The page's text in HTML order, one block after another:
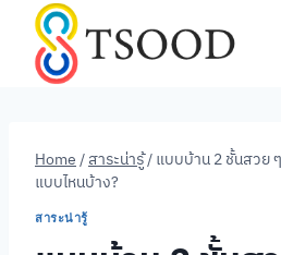
content
Home / สาระน่ารู้ / แบบบ้าน 2 ชั้นสวย
แบบไหนบ้าง?
สาระน่ารู้